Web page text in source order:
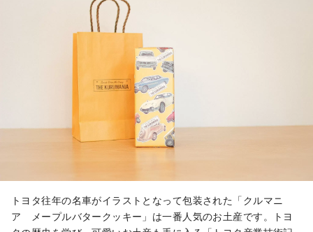
トヨタ往年の名車がイラストとなって包装された「クルマニ
ア メープルバタークッキー」は一番人気のお土産です。トヨ